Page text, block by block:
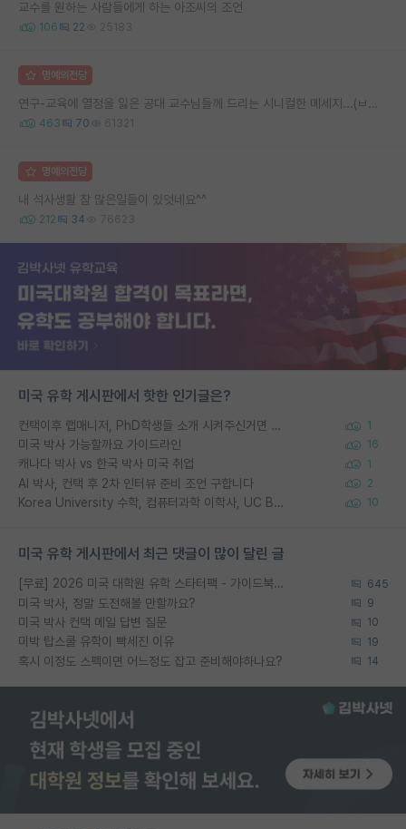
교수를 원하는 사람들에게 하는 아조씨의 조언
106 22 25183
명예의전당
연구-교육에 열정을 잃은 공대 교수님들께 드리는 시니컬한 메세지...(ㅂㄷㅂㄷ)
463 70 61321
명예의전당
내 석사생활 참 많은일들이 있엇네요^^
212 34 76623
미국 유학 게시판에서 핫한 인기글은?
컨택이후 랩매니저, PhD학생들 소개 시켜주신거면 거의 컨펌에 가깝나요? 1
미국 박사 가능할까요 가이드라인 16
캐나다 박사 vs 한국 박사 미국 취업 1
AI 박사, 컨택 후 2차 인터뷰 준비 조언 구합니다 2
Korea University 수학, 컴퓨터과학 이학사, UC Berkeley 산업공학 대학원 공학박사가 되는 것은 쉽지 않겠죠? 10
미국 유학 게시판에서 최근 댓글이 많이 달린 글
[무료] 2026 미국 대학원 유학 스타터팩 - 가이드북 & 합격자 컨택메일 템플릿 645
미국 박사, 정말 도전해볼 만할까요? 9
미국 박사 컨택 메일 답변 질문 10
미박 탑스쿨 유학이 빡세진 이유 19
혹시 이정도 스펙이면 어느정도 잡고 준비해야하나요? 14